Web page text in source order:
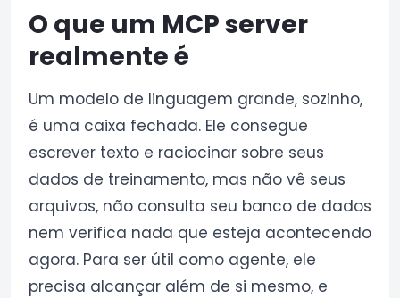
O que um MCP server
realmente é
Um modelo de linguagem grande, sozinho,
é uma caixa fechada. Ele consegue
escrever texto e raciocinar sobre seus
dados de treinamento, mas não vê seus
arquivos, não consulta seu banco de dados
nem verifica nada que esteja acontecendo
agora. Para ser útil como agente, ele
precisa alcançar além de si mesmo, e